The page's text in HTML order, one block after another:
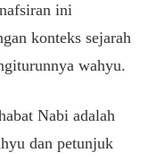
ini
konteks sejarah
turunnya wahyu.
Nabi adalah
dan petunjuk